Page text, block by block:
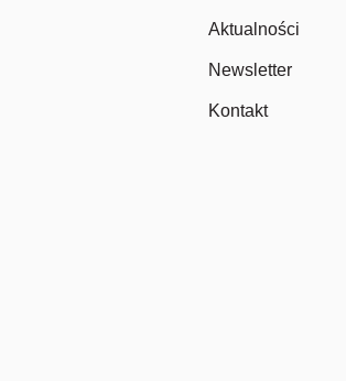
Aktualności
Newsletter
Kontakt